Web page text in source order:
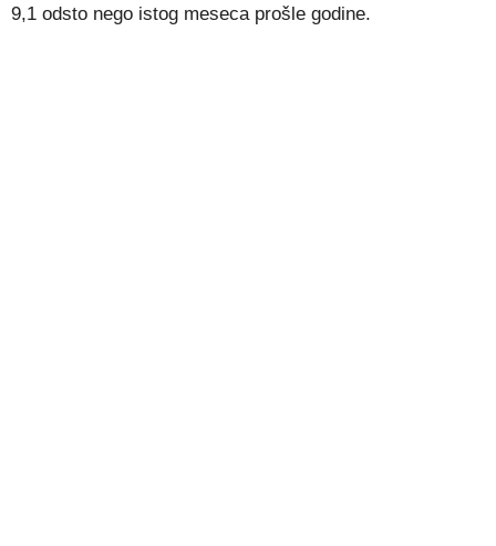
9,1 odsto nego istog meseca prošle godine.